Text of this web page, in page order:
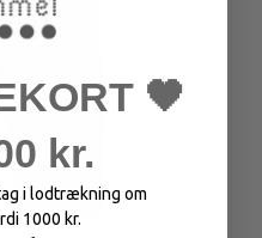
🖤
kr.
i lodtrækning om
1000 kr.